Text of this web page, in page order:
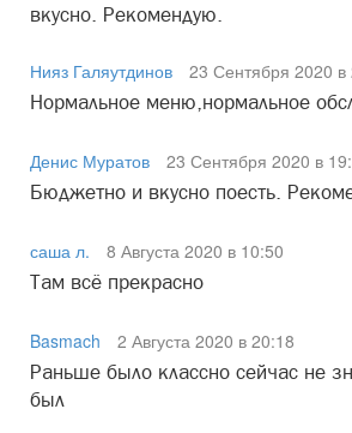
вкусно. Рекомендую.
Нияз Галяутдинов
23 Сентября 2020 в
Нормальное меню,нормальное
Денис Муратов
23 Сентября 2020 в
Бюджетно и вкусно поесть.
саша л.
8 Августа 2020 в 10:50
Там всё прекрасно
Basmach
2 Августа 2020 в 20:18
Раньше было классно сейчас не
был